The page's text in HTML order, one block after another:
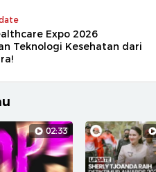
Expo 2026
Teknologi Kesehatan dari
02:33